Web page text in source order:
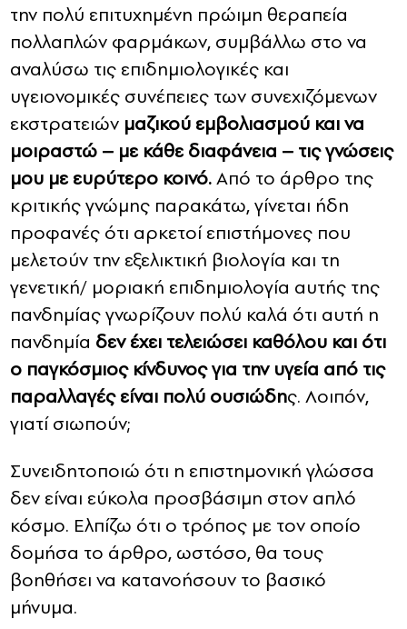
την πολύ επιτυχημένη πρώιμη θεραπεία
πολλαπλών φαρμάκων, συμβάλλω στο να
αναλύσω τις επιδημιολογικές και
υγειονομικές συνέπειες των συνεχιζόμενων
εκστρατειών μαζικού εμβολιασμού και να
μοιραστώ – με κάθε διαφάνεια – τις γνώσεις
μου με ευρύτερο κοινό.Από το άρθρο της
κριτικής γνώμης παρακάτω, γίνεται ήδη
προφανές ότι αρκετοί επιστήμονες που
μελετούν την εξελικτική βιολογία και τη
γενετική/ μοριακή επιδημιολογία αυτής της
πανδημίας γνωρίζουν πολύ καλά ότι αυτή η
πανδημία δεν έχει τελειώσει καθόλου και ότι
ο παγκόσμιος κίνδυνος για την υγεία από τις
παραλλαγές είναι πολύ ουσιώδης. Λοιπόν,
γιατί σιωπούν;
Συνειδητοποιώ ότι η επιστημονική γλώσσα
δεν είναι εύκολα προσβάσιμη στον απλό
κόσμο. Ελπίζω ότι ο τρόπος με τον οποίο
δομήσα το άρθρο, ωστόσο, θα τους
βοηθήσει να κατανοήσουν το βασικό
μήνυμα.